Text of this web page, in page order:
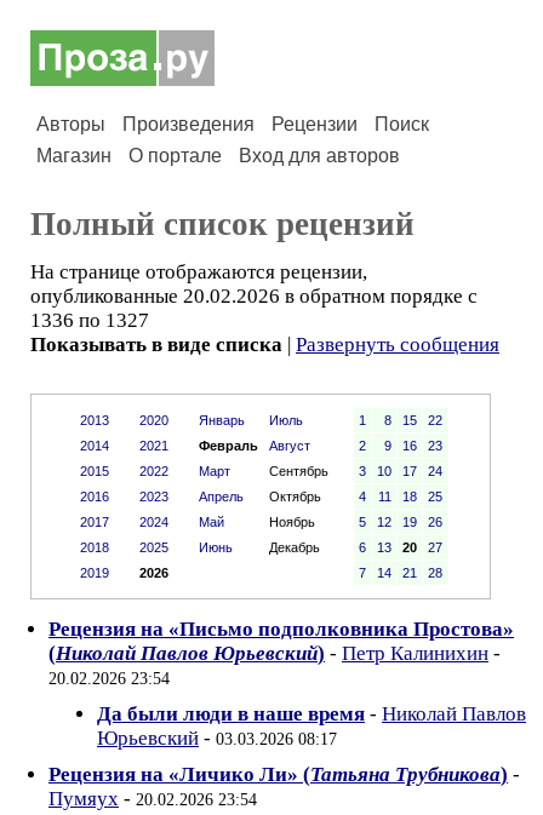
Авторы Произведения Рецензии
Поиск
Магазин
О портале Вход для авторов
Полный список рецензий
На странице отображаются рецензии,
опубликованные 20.02.2026 в обратном порядке с
1336 по 1327
Показывать в виде списка | Развернуть сообщения
2013
2014
2015
2016
2017
2018
2019
2020
2021
2022
2023
2024
2025
2026
Январь
Июль
Февраль
Август
Март
Сентябрь
Апрель
Октябрь
Май
Ноябрь
Июнь
Декабрь
1 8 15
22
2
9 16
23
3
10 17
24
4
11 18
25
5
12 19
26
6
13 20
27
7
14 21 28
Рецензия на «Письмо подполковника Простова»
(Николай Павлов Юрьевский) - Петр Калинихин -
20.02.2026 23:54
Да были люди в наше время - Николай Павлов
Юрьевский - 03.03.2026 08:17
Рецензия на «Личико Ли» (Татьяна Трубникова) -
Пумяух - 20.02.2026 23:54